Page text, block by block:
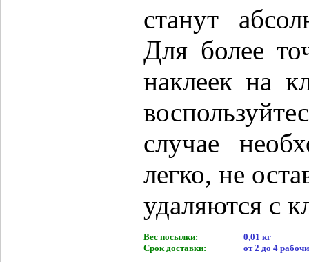
станут
Для более
наклеек на
случае
легко, не
удаляются с
Вес посылки:
0,01 кг
Срок доставки:
от 2 до 4